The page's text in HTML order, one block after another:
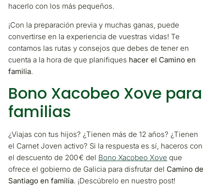
hacerlo con los más pequeños.
¡Con la preparación previa y muchas ganas, puede
convertirse en la experiencia de vuestras vidas! Te
contamos las rutas y consejos que debes de tener en
cuenta a la hora de que planifiques hacer el Camino en
familia.
Bono Xacobeo Xove para
familias
¿Viajas con tus hijos? ¿Tienen más de 12 años? ¿Tienen
el Carnet Joven activo? Si la respuesta es sí, haceros con
el descuento de 200 € del Bono Xacobeo Xove que
ofrece el gobierno de Galicia para disfrutar del Camino de
Santiago en familia. ¡Descúbrelo en nuestro post!